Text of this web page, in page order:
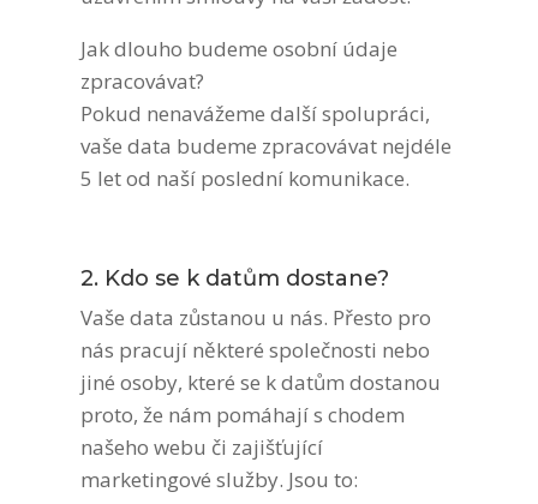
Jak dlouho budeme osobní údaje
zpracovávat?
Pokud nenavážeme další spolupráci,
vaše data budeme zpracovávat nejdéle
5 let od naší poslední komunikace.
2. Kdo se k datům dostane?
Vaše data zůstanou u nás. Přesto pro
nás pracují některé společnosti nebo
jiné osoby, které se k datům dostanou
proto, že nám pomáhají s chodem
našeho webu či zajišťující
marketingové služby. Jsou to: